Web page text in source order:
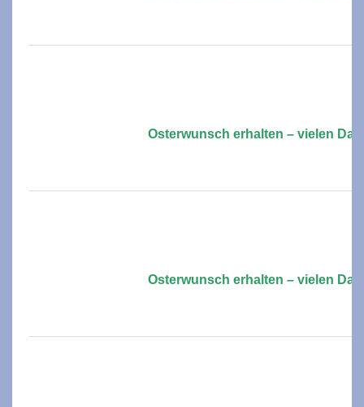
Osterwunsch erhalten – vielen
Osterwunsch erhalten – vielen